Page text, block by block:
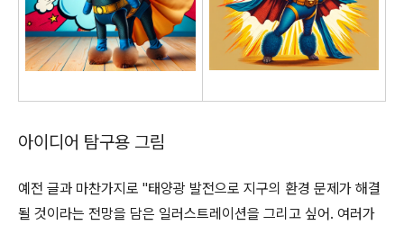
아이디어 탐구용 그림
예전 글과 마찬가지로 "태양광 발전으로 지구의 환경 문제가 해결
될 것이라는 전망을 담은 일러스트레이션을 그리고 싶어. 여러가